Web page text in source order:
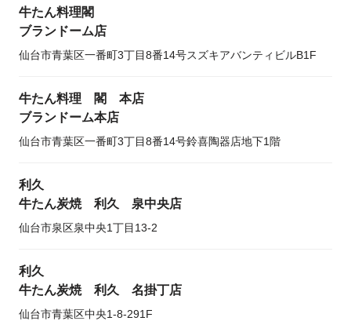
牛たん料理閣
ブランドーム店
仙台市青葉区一番町3丁目8番14号スズキアバンティビルB1F
牛たん料理 閣 本店
ブランドーム本店
仙台市青葉区一番町3丁目8番14号鈴喜陶器店地下1階
利久
牛たん炭焼 利久 泉中央店
仙台市泉区泉中央1丁目13-2
利久
牛たん炭焼 利久 名掛丁店
仙台市青葉区中央1-8-291F